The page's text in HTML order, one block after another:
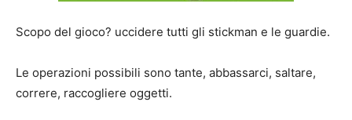
Scopo del gioco? uccidere tutti gli stickman e le guardie.
Le operazioni possibili sono tante, abbassarci, saltare,
correre, raccogliere oggetti.